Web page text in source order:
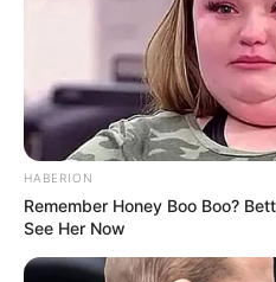
HABERION
Remember Honey Boo Boo?
See Her Now